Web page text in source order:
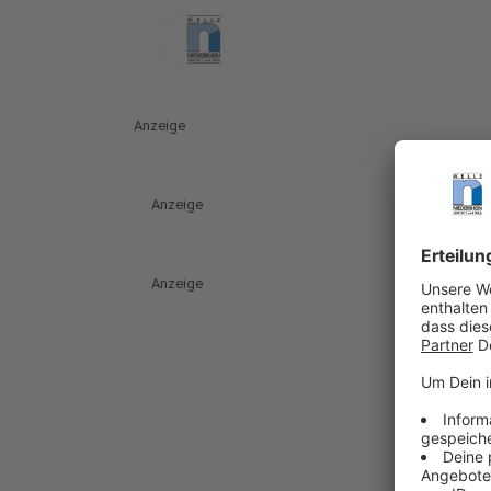
Anzeige
Anzeige
Anzeige